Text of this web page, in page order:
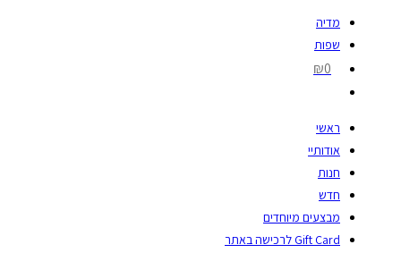
מדיה
שפות
₪0
ראשי
אודותיי
חנות
חדש
מבצעים מיוחדים
Gift Card לרכישה באתר